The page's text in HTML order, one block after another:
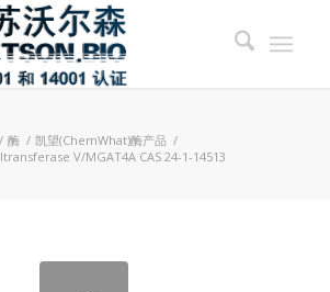
/ 酶 / 凯望(ChemWhat)酶产品 /
V/MGAT4A CAS 24-1-14513